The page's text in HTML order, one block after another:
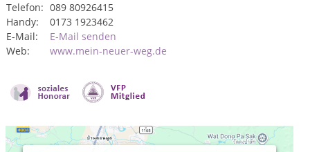
Telefon: 089 80926415
Handy:
0173 1923462
E-Mail:
E-Mail senden
Web:
www.mein-neuer-weg.de